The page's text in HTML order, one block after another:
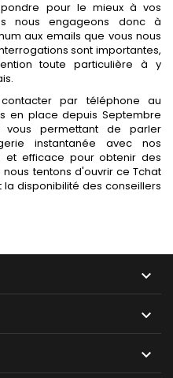
pour le mieux à vos
nous engageons donc à
aux emails que vous nous
sont importantes,
toute particulière à y
par téléphone au
en place depuis Septembre
vous permettant de parler
instantanée avec nos
et efficace pour obtenir des
tentons d'ouvrir ce Tchat
disponibilité des conseillers


